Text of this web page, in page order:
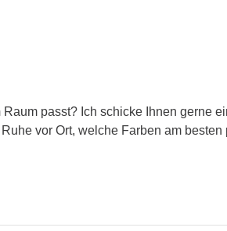
passt? Ich schicke Ihnen gerne
vor Ort, welche Farben am besten